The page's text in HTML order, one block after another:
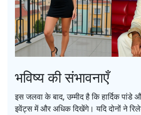
भविष्य की संभावनाएँ
इस जलवा के बाद, उम्मीद है कि हार्दिक पांडे
इवेंट्स में और अधिक दिखेंगे। यदि दोनों ने